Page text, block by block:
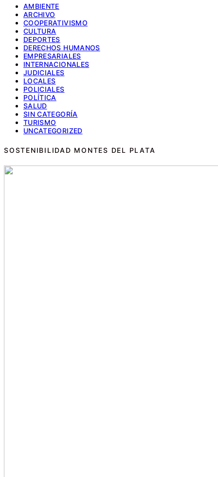
AMBIENTE
ARCHIVO
COOPERATIVISMO
CULTURA
DEPORTES
DERECHOS HUMANOS
EMPRESARIALES
INTERNACIONALES
JUDICIALES
LOCALES
POLICIALES
POLÍTICA
SALUD
SIN CATEGORÍA
TURISMO
UNCATEGORIZED
SOSTENIBILIDAD MONTES DEL PLATA